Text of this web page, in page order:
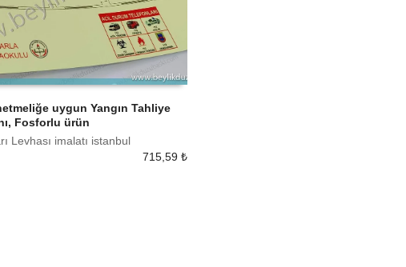
uygun Yangın Tahliye
Fosforlu ürün
Levhası imalatı istanbul
715,59₺